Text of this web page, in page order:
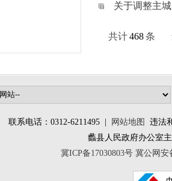
关于调整主
共计468条
联系电话：0312-6211495 | 网站地图
违法
蠡县人民政府办公
冀ICP备17030803号 冀公网安